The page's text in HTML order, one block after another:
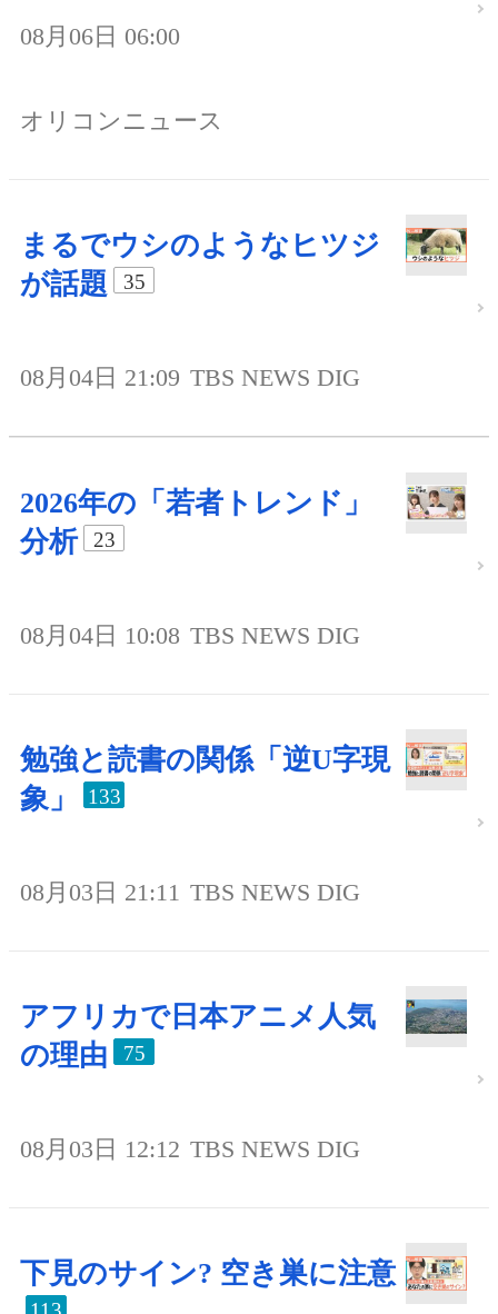
08月06日 06:00
オリコンニュース
まるでウシのようなヒツジ
が話題
35
08月04日 21:09 TBS NEWS DIG
2026年の「若者トレンド」
分析
23
08月04日 10:08 TBS NEWS DIG
勉強と読書の関係「逆U字現
象」
133
08月03日 21:11 TBS NEWS DIG
アフリカで日本アニメ人気
の理由
75
08月03日 12:12 TBS NEWS DIG
下見のサイン? 空き巣に注意